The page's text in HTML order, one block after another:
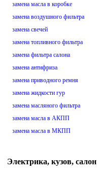
замена масла в коробке
замена воздушного фильтра
замена свечей
замена топливного фильтра
замена фильтра салона
замена антифриза
замена приводного ремня
замена жидкости гур
замена масляного фильтра
замена масла в АКПП
замена масла в МКПП
Электрика, кузов, салон